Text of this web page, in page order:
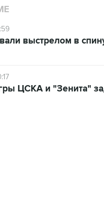
выстрелом в
ЦСКА и "Зенита"